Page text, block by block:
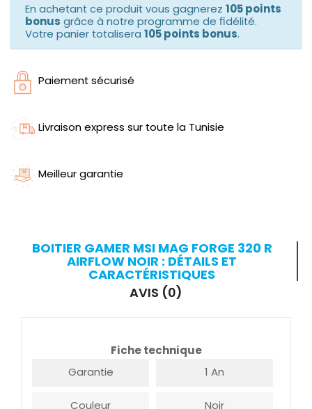
En achetant ce produit vous gagnerez 105 points
bonus grâce à notre programme de fidélité.
Votre panier totalisera 105 points bonus.
Paiement sécurisé
Livraison express sur toute la Tunisie
Meilleur garantie
BOITIER GAMER MSI MAG FORGE 320 R
AIRFLOW NOIR : DÉTAILS ET
CARACTÉRISTIQUES
AVIS (0)
Fiche technique
Garantie
1 An
Couleur Noir